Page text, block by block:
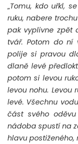
„Tomu, kdo uřkl,
ruku, nabere
pak vyplivne zpět
tvář. Potom do ní
polije si pravou
dlaně levé
potom si levou
levou nohu. Levou
levé. Všechnu
část svého
nádoba spustí na
hlavu